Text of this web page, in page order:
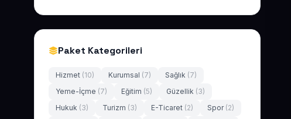
Paket Kategorileri
Hizmet (10) Kurumsal (7) Sağlık (7)
Yeme-İçme (7) Eğitim (5) Güzellik (3)
Hukuk (3) Turizm (3) E-Ticaret (2) Spor (2)